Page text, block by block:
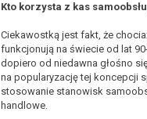
Kto korzysta z kas
Ciekawostką jest fakt, że
funkcjonują na świecie od lat
dopiero od niedawna głośno
na popularyzację tej koncepcji
stosowanie stanowisk
handlowe.